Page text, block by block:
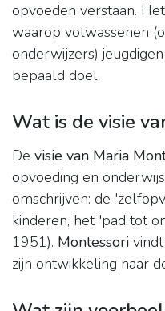
opvoeden verstaan.
waarop volwassenen
onderwijzers)
bepaald doel.
Wat is de visie
De visie van Maria
opvoeding en
omschrijven: de
kinderen, het 'pad tot
1951). Montessori
zijn ontwikkeling naar